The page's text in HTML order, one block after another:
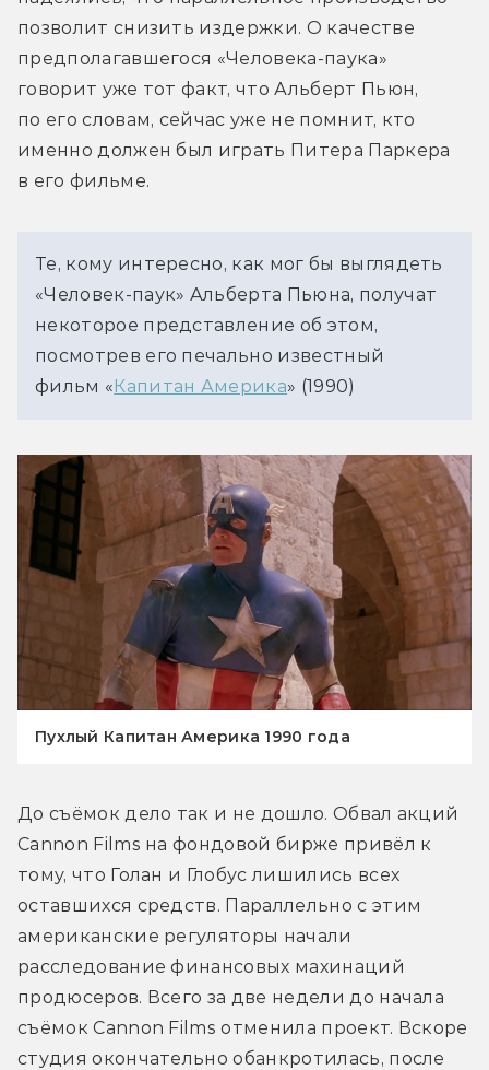
позволит снизить издержки. О качестве
предполагавшегося «Человека-паука»
говорит уже тот факт, что Альберт Пьюн,
по его словам, сейчас уже не помнит, кто
именно должен был играть Питера Паркера
в его фильме.
Те, кому интересно, как мог бы выглядеть
«Человек-паук» Альберта Пьюна, получат
некоторое представление об этом,
посмотрев его печально известный
фильм «Капитан Америка» (1990)
Пухлый Капитан Америка 1990 года
До съёмок дело так и не дошло. Обвал акций
Cannon Films на фондовой бирже привёл к
тому, что Голан и Глобус лишились всех
оставшихся средств. Параллельно с этим
американские регуляторы начали
расследование финансовых махинаций
продюсеров. Всего за две недели до начала
съёмок Cannon Films отменила проект. Вскоре
студия окончательно обанкротилась, после